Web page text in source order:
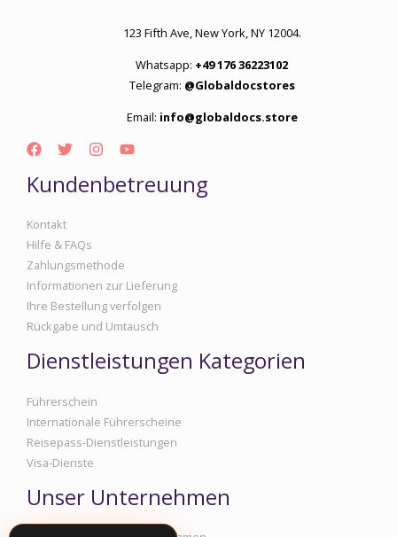
123 Fifth Ave, New York, NY 12004.
Whatsapp: +49 176 36223102
Telegram: @Globaldocstores
Email: info@globaldocs.store
Kundenbetreuung
Kontakt
Hilfe & FAQs
Zahlungsmethode
Informationen zur Lieferung
Ihre Bestellung verfolgen
Rückgabe und Umtausch
Dienstleistungen Kategorien
Führerschein
Internationale Führerscheine
Reisepass-Dienstleistungen
Visa-Dienste
Unser Unternehmen